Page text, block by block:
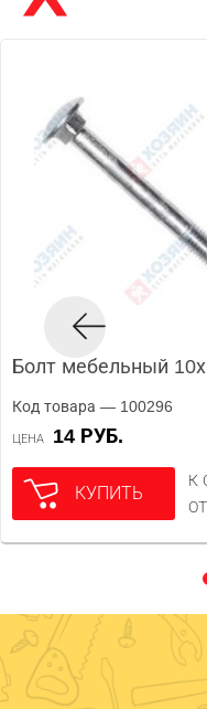
Болт мебельный
Код товара — 100296
ЦЕНА 14 РУБ.
КУПИТЬ
К